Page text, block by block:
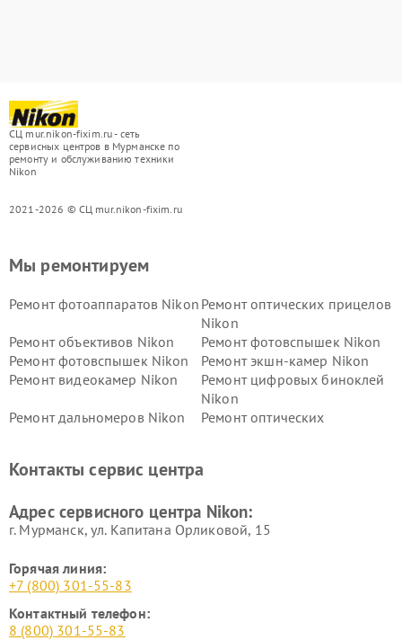
СЦ mur.nikon-fixim.ru - сеть
сервисных центров в Мурманске по
ремонту и обслуживанию техники
Nikon
2021-2026 © СЦ mur.nikon-fixim.ru
Мы ремонтируем
Ремонт фотоаппаратов Nikon Ремонт оптических прицелов
Nikon
Ремонт объективов Nikon
Ремонт фотовспышек Nikon
Ремонт фотовспышек Nikon
Ремонт экшн-камер Nikon
Ремонт видеокамер Nikon
Ремонт цифровых биноклей
Nikon
Ремонт дальномеров Nikon
Ремонт оптических
Контакты сервис центра
Адрес сервисного центра Nikon:
г. Мурманск, ул. Капитана Орликовой, 15
Горячая линия:
+7 (800) 301-55-83
Контактный телефон:
8 (800) 301-55-83